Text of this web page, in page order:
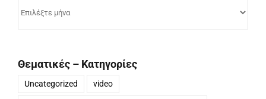
Θεματικές – Κατηγορίες
Uncategorized video